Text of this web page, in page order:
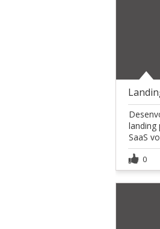
landing
SaaS
0